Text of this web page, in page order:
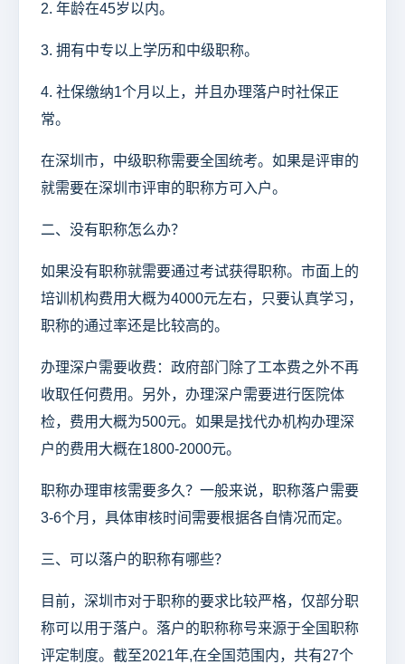
2. 年龄在45岁以内。
3. 拥有中专以上学历和中级职称。
4. 社保缴纳1个月以上，并且办理落户时社保正
常。
在深圳市，中级职称需要全国统考。如果是评审的
就需要在深圳市评审的职称方可入户。
二、没有职称怎么办？
如果没有职称就需要通过考试获得职称。市面上的
培训机构费用大概为4000元左右，只要认真学习，
职称的通过率还是比较高的。
办理深户需要收费：政府部门除了工本费之外不再
收取任何费用。另外，办理深户需要进行医院体
检，费用大概为500元。如果是找代办机构办理深
户的费用大概在1800-2000元。
职称办理审核需要多久？一般来说，职称落户需要
3-6个月，具体审核时间需要根据各自情况而定。
三、可以落户的职称有哪些？
目前，深圳市对于职称的要求比较严格，仅部分职
称可以用于落户。落户的职称称号来源于全国职称
评定制度。截至2021年,在全国范围内，共有27个